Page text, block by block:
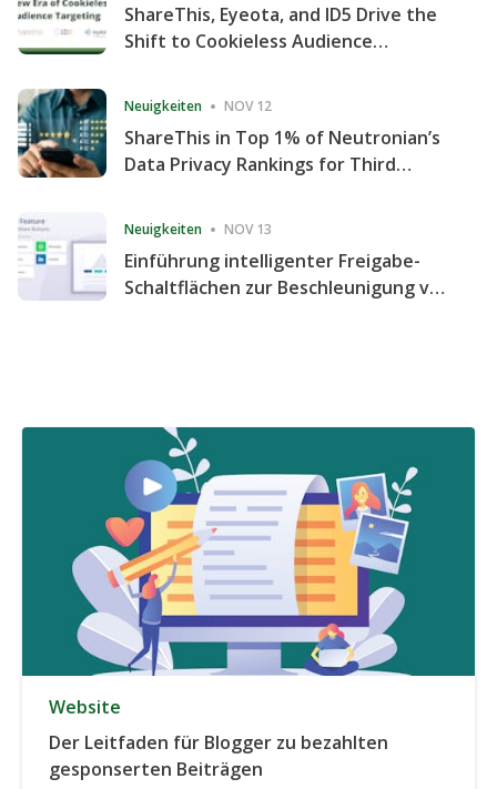
ShareThis, Eyeota, and ID5 Drive the
Shift to Cookieless Audience
Neuigkeiten NOV 12
ShareThis in Top 1% of Neutronian’s
Data Privacy Rankings for Third
Neuigkeiten NOV 13
Einführung intelligenter Freigabe-
Schaltflächen zur Beschleunigung von
Website
Der Leitfaden für Blogger zu bezahlten
gesponserten Beiträgen